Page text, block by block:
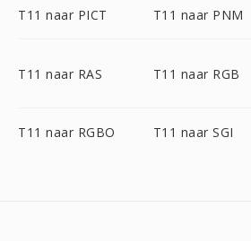
T11 naar PICT T11 naar PNM
T11 naar RAS T11 naar RGB
T11 naar RGBO T11 naar SGI